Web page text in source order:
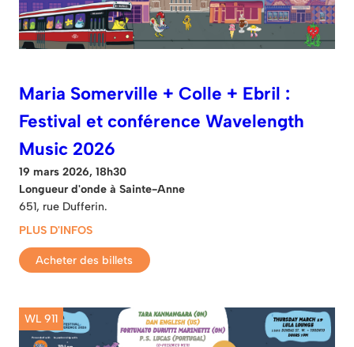
Maria Somerville + Colle + Ebril :
Festival et conférence Wavelength
Music 2026
19 mars 2026, 18h30
Longueur d'onde à Sainte-Anne
651, rue Dufferin.
PLUS D'INFOS
Acheter des billets
WL 911